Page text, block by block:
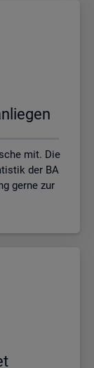
mit. Die
der BA
gerne zur